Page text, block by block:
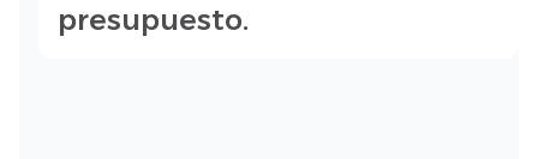
presupuesto.